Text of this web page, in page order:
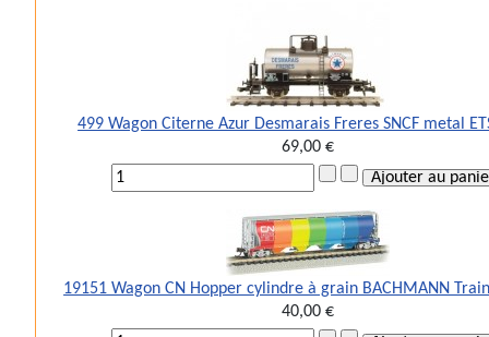
499 Wagon Citerne Azur Desmarais Freres SNCF metal
69,00 €
19151 Wagon CN Hopper cylindre à grain BACHMANN
40,00 €